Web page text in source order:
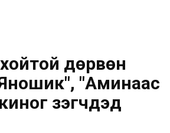
дөрвөн
"Аминаас
үзэгчдэд